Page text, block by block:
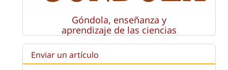
Góndola, enseñanza y
aprendizaje de las ciencias
Enviar un artículo